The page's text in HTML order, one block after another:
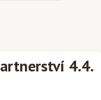
4.4.